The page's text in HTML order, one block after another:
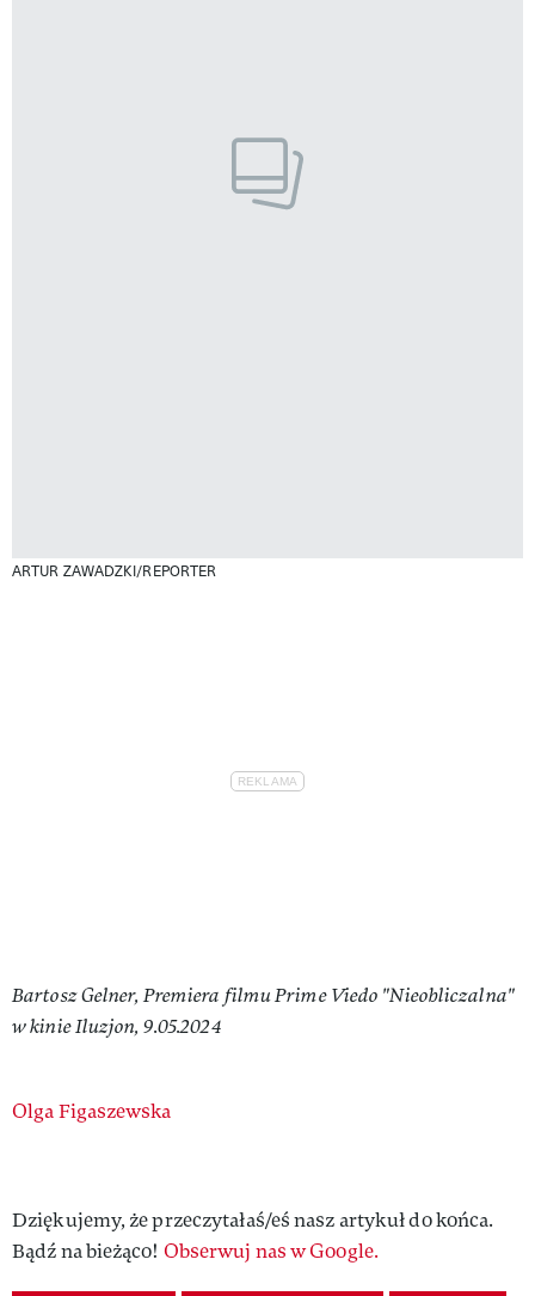
ARTUR ZAWADZKI/REPORTER
Bartosz Gelner, Premiera filmu Prime Viedo "Nieobliczalna"
w kinie Iluzjon, 9.05.2024
Authors
Olga Figaszewska
Dziękujemy, że przeczytałaś/eś nasz artykuł do końca.
Bądź na bieżąco! Obserwuj nas w Google.